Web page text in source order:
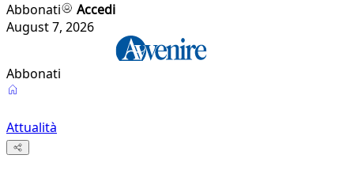
Abbonati
Accedi
August 7, 2026
Abbonati
Attualità